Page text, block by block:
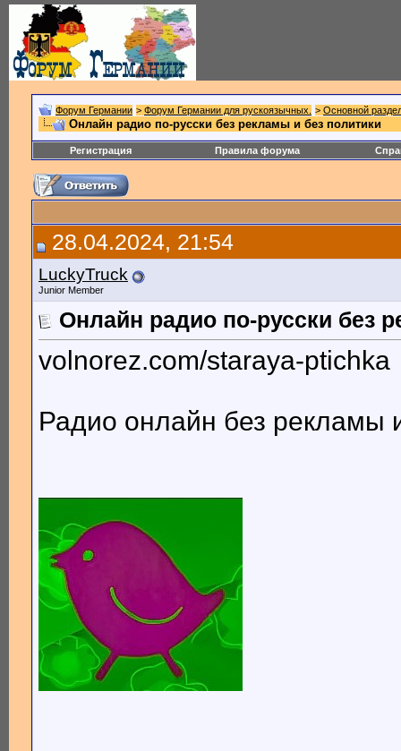
Форум Германии > Форум Германии для рускоязычных. > Основной
Онлайн радио по-русски без рекламы и без политики
Регистрация Правила форума
28.04.2024, 21:54
LuckyTruck
Junior Member
Онлайн радио по-русски без
volnorez.com/staraya-ptichka
Радио онлайн без рекламы